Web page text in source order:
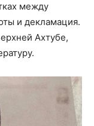
между
и декламация.
Ахтубе,